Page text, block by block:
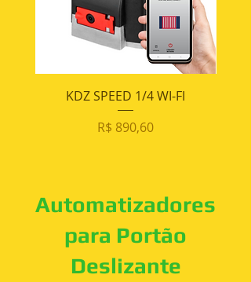
KDZ SPEED 1/4 WI-FI
Preço
R$ 890,60
Automatizadores
para Portão
Deslizante